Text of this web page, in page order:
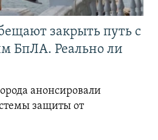
закрыть путь с
БпЛА. Реально ли
анонсировали
защиты от